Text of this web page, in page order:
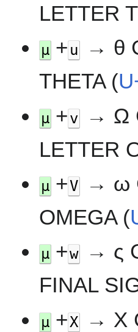
LETTER
µ +u
→ θ
THETA (
µ +v
→ Ω
LETTER
µ +V
→ ω
OMEGA (
µ +w
→ ς
FINAL
µ +X
→ Χ